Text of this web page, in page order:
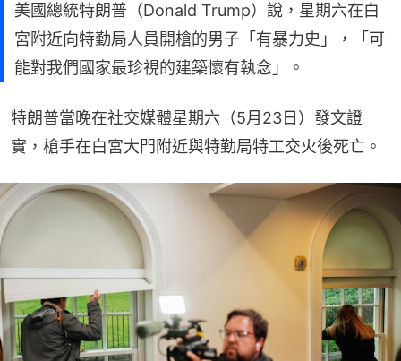
美國總統特朗普（Donald Trump）說，星期六在白
宮附近向特勤局人員開槍的男子「有暴力史」，「可
能對我們國家最珍視的建築懷有執念」。
特朗普當晚在社交媒體星期六（5月23日）發文證
實，槍手在白宮大門附近與特勤局特工交火後死亡。